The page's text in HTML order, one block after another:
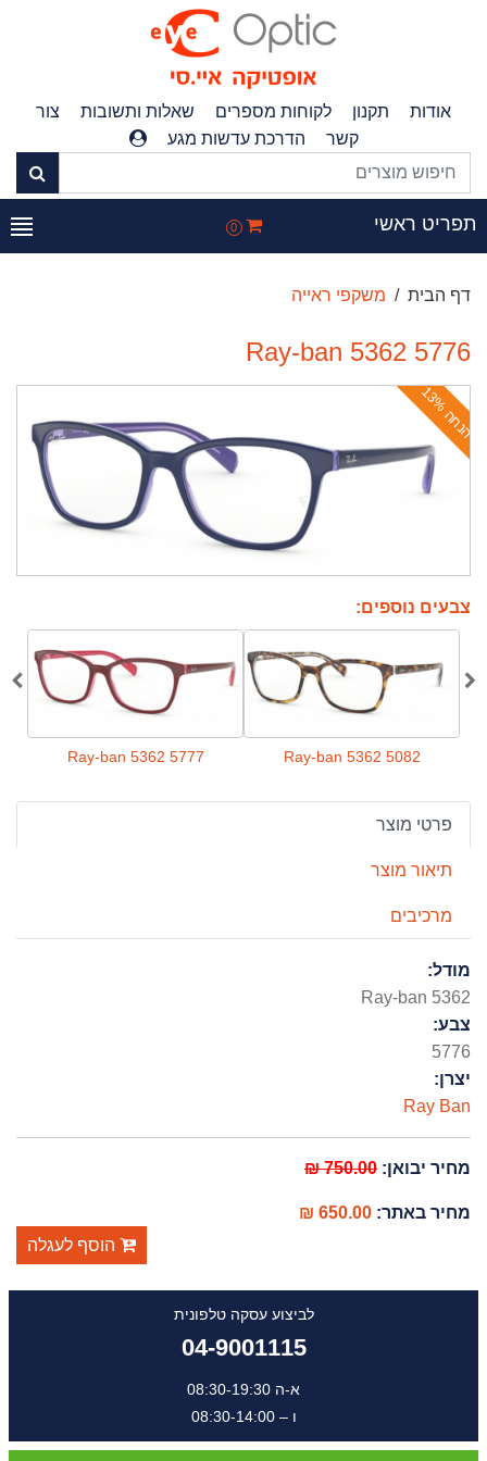
אודות תקנון לקוחות מספרים שאלות ותשובות
צור
קשר
הדרכת עדשות מגע
ראשי 0
דף הבית משקפי ראייה
Ray-ban 5362 5776
ה
נ
ח
ה
1
3
צבעים נוספים:
Ray-ban 5362 5082
Ray-ban 5362 5777
פרטי מוצר
תיאור מוצר
מרכיבים
מודל:
Ray-ban 5362
צבע:
5776
יצרן:
Ray Ban
מחיר יבואן:750.00 ₪
מחיר באתר:650.00 ₪
הוסף לעגלה
לביצוע עסקה טלפונית
04-9001115
א-ה 08:30-19:30
ו – 08:30-14:00